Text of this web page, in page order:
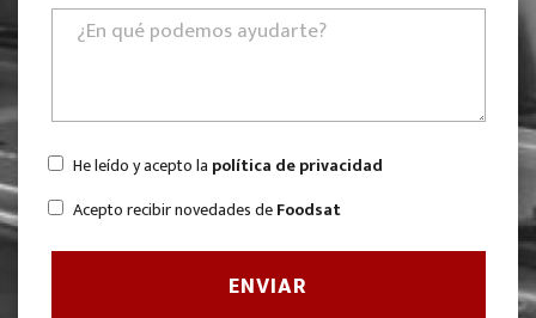
He leído y acepto la política de privacidad
Acepto recibir novedades deFoodsat